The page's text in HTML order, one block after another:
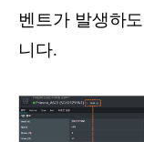
벤트가 발생하
니다.